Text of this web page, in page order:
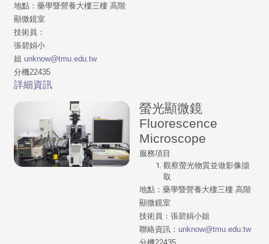
地點： 藥學暨營養大樓三樓 高階
顯微鏡室
技術員：
張碧娟小
姐 unknow@tmu.edu.tw
分機22435
詳細資訊
螢光顯微鏡
Fluorescence
Microscope
服務項目
觀察螢光物質並做影像擷
取
地點：藥學暨營養大樓三樓 高階
顯微鏡室
技術員： 張碧娟小姐
聯絡資訊： unknow@tmu.edu.tw